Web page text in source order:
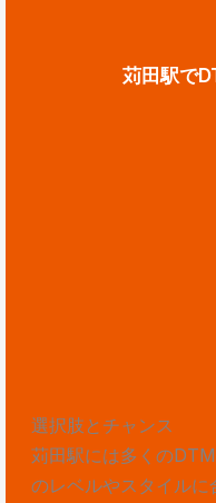
苅田駅で
選択肢とチャンス
苅田駅には多くの
のレベルやスタイルに